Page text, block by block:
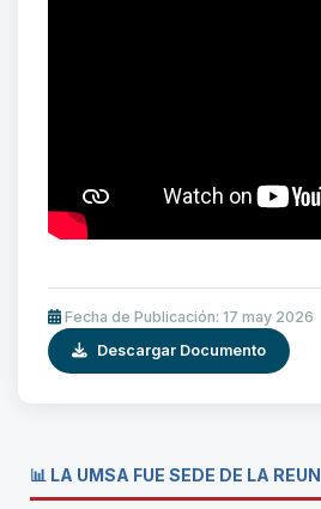
Fecha de Publicación: 17 may 2026
Descargar Documento